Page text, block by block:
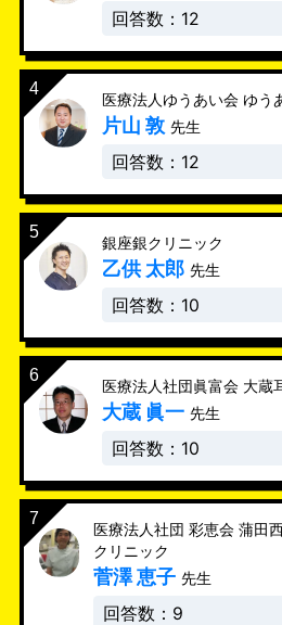
回答数：12
医療法人ゆうあい会 ゆう
片山 敦 先生
回答数：12
銀座銀クリニック
乙供 太郎 先生
回答数：10
医療法人社団眞富会 大蔵
大蔵 眞一 先生
回答数：10
医療法人社団 彩恵会 蒲田
クリニック
菅澤 恵子 先生
回答数：9